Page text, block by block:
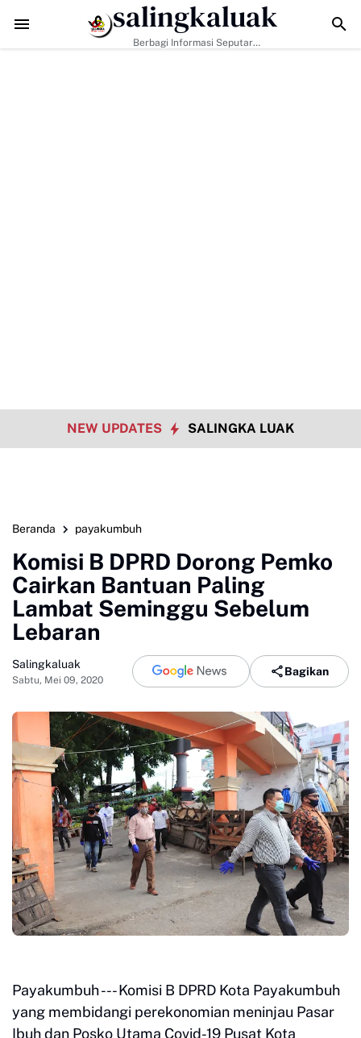
Kapolres Payakumbuh Bahas Penguatan Kerjasama
salingkaluak
Berbagi Informasi Seputar
NEW UPDATES SALINGKA LUAK
Beranda payakumbuh
Komisi B DPRD Dorong Pemko
Cairkan Bantuan Paling
Lambat Seminggu Sebelum
Lebaran
Salingkaluak
Sabtu, Mei 09, 2020
Bagikan
Payakumbuh --- Komisi B DPRD Kota Payakumbuh
yang membidangi perekonomian meninjau Pasar
Ibuh dan Posko Utama Covid-19 Pusat Kota